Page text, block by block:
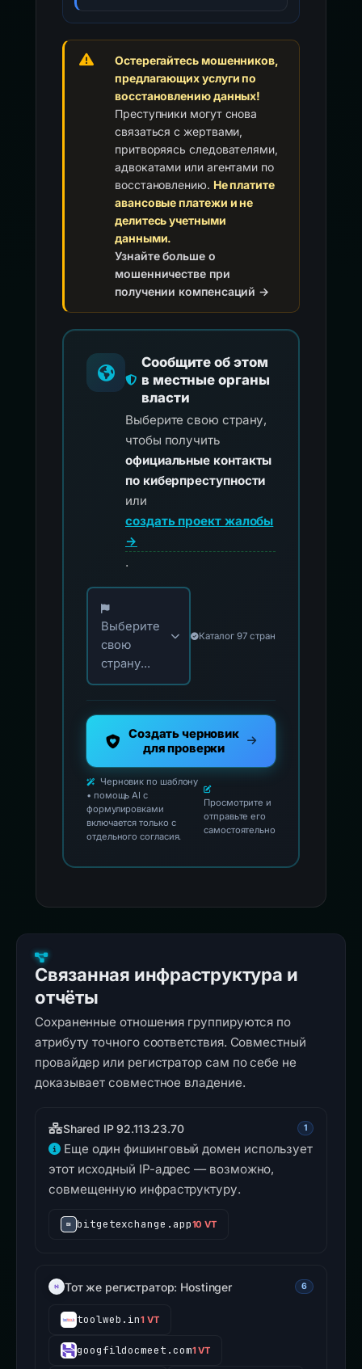
Остерегайтесь мошенников,
предлагающих услуги по
восстановлению данных!
Преступники могут снова
связаться с жертвами,
притворяясь следователями,
адвокатами или агентами по
восстановлению. Не платите
авансовые платежи и не
делитесь учетными
данными.
Узнайте больше о
мошенничестве при
получении компенсаций →
Сообщите об этом
в местные органы
власти
Выберите свою страну,
чтобы получить
официальные контакты
по киберпреступности
или
создать проект жалобы
→
.
Выберите свою страну для официальных
Выберите
свою
страну...
Каталог 97 стран
Создать черновик
для проверки
Черновик по шаблону
• помощь AI с
формулировками
включается только с
отдельного согласия.
Просмотрите и
отправьте его
самостоятельно
Связанная инфраструктура и
отчёты
Сохраненные отношения группируются по
атрибуту точного соответствия. Совместный
провайдер или регистратор сам по себе не
доказывает совместное владение.
Shared IP 92.113.23.70 1
Еще один фишинговый домен использует
этот исходный IP-адрес — возможно,
совмещенную инфраструктуру.
bitgetexchange.app10 VT
Тот же регистратор: Hostinger 6
toolweb.in1 VT
googfildocmeet.com1 VT